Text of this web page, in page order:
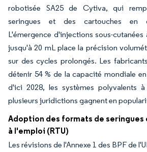
robotisée SA25 de Cytiva, qui
seringues et des cartouches en
L'émergence d'injections sous-
jusqu'à 20 mL place la précision
sur des cycles prolongés. Les
détenir 54 % de la capacité mondiale
d'ici 2028, les systèmes polyvalents
plusieurs juridictions gagnent en
Adoption des formats de
à l'emploi (RTU)
Les révisions de l'Annexe 1 des BPF de